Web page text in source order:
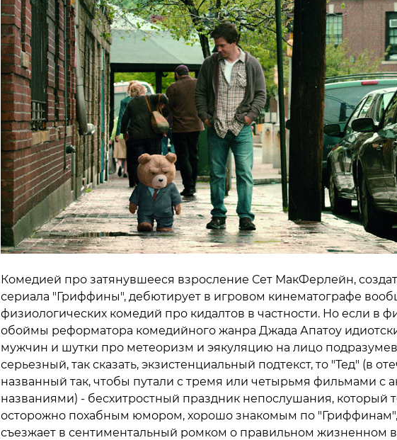
Комедией про затянувшееся взросление Сет МакФерлейн,
сериала "Гриффины", дебютирует в игровом кинематографе
физиологических комедий про кидалтов в частности. Но если в
обоймы реформатора комедийного жанра Джада Апатоу
мужчин и шутки про метеоризм и эякуляцию на лицо
серьезный, так сказать, экзистенциальный подтекст, то "Тед" (в
названный так, чтобы путали с тремя или четырьмя фильмами с
названиями) - бесхитростный праздник непослушания, который
осторожно похабным юмором, хорошо знакомым по "Гриффинам",
съезжает в сентиментальный ромком о правильном жизненном